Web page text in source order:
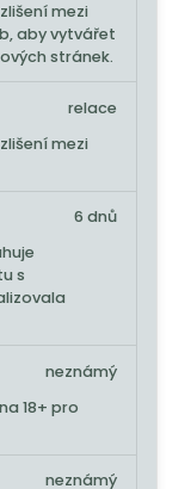
mezi
aby vytvářet
stránek.
mezi
relace
s
6 dnů
18+ pro
neznámý
neznámý